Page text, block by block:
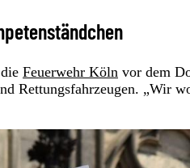
Feuerwehr Köln vor dem
Rettungsfahrzeugen. „Wir